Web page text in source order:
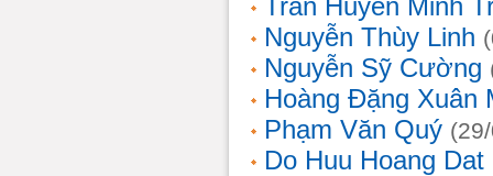
Trần Huyền Minh
Nguyễn Thùy Linh
Nguyễn Sỹ Cường
Hoàng Đặng Xuân
Phạm Văn Quý
Do Huu Hoang Dat